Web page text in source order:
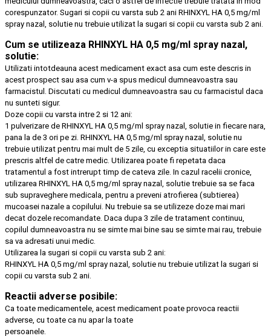
corespunzator. Sugari si copii cu varsta sub 2 ani RHINXYL HA 0,5 mg/ml
spray nazal, solutie nu trebuie utilizat la sugari si copii cu varsta sub 2 ani.
Cum se utilizeaza RHINXYL HA 0,5 mg/ml spray nazal,
solutie:
Utilizati intotdeauna acest medicament exact asa cum este descris in
acest prospect sau asa cum v-a spus medicul dumneavoastra sau
farmacistul. Discutati cu medicul dumneavoastra sau cu farmacistul daca
nu sunteti sigur.
Doze copii cu varsta intre 2 si 12 ani:
1 pulverizare de RHINXYL HA 0,5 mg/ml spray nazal, solutie in fiecare nara,
pana la de 3 ori pe zi. RHINXYL HA 0,5 mg/ml spray nazal, solutie nu
trebuie utilizat pentru mai mult de 5 zile, cu exceptia situatiilor in care este
prescris altfel de catre medic. Utilizarea poate fi repetata daca
tratamentul a fost intrerupt timp de cateva zile. In cazul racelii cronice,
utilizarea RHINXYL HA 0,5 mg/ml spray nazal, solutie trebuie sa se faca
sub supraveghere medicala, pentru a preveni atrofierea (subtierea)
mucoasei nazale a copilului. Nu trebuie sa se utilizeze doze mai mari
decat dozele recomandate. Daca dupa 3 zile de tratament continuu,
copilul dumneavoastra nu se simte mai bine sau se simte mai rau, trebuie
sa va adresati unui medic.
Utilizarea la sugari si copii cu varsta sub 2 ani:
RHINXYL HA 0,5 mg/ml spray nazal, solutie nu trebuie utilizat la sugari si
copii cu varsta sub 2 ani.
Reactii adverse posibile:
Ca toate medicamentele, acest medicament poate provoca reactii
adverse, cu toate ca nu apar la toate
persoanele.